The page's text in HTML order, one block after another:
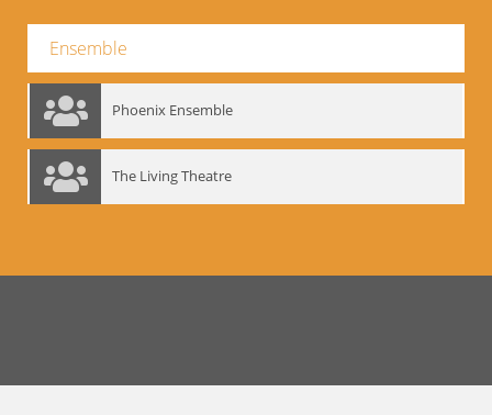
Ensemble
Phoenix Ensemble
The Living Theatre